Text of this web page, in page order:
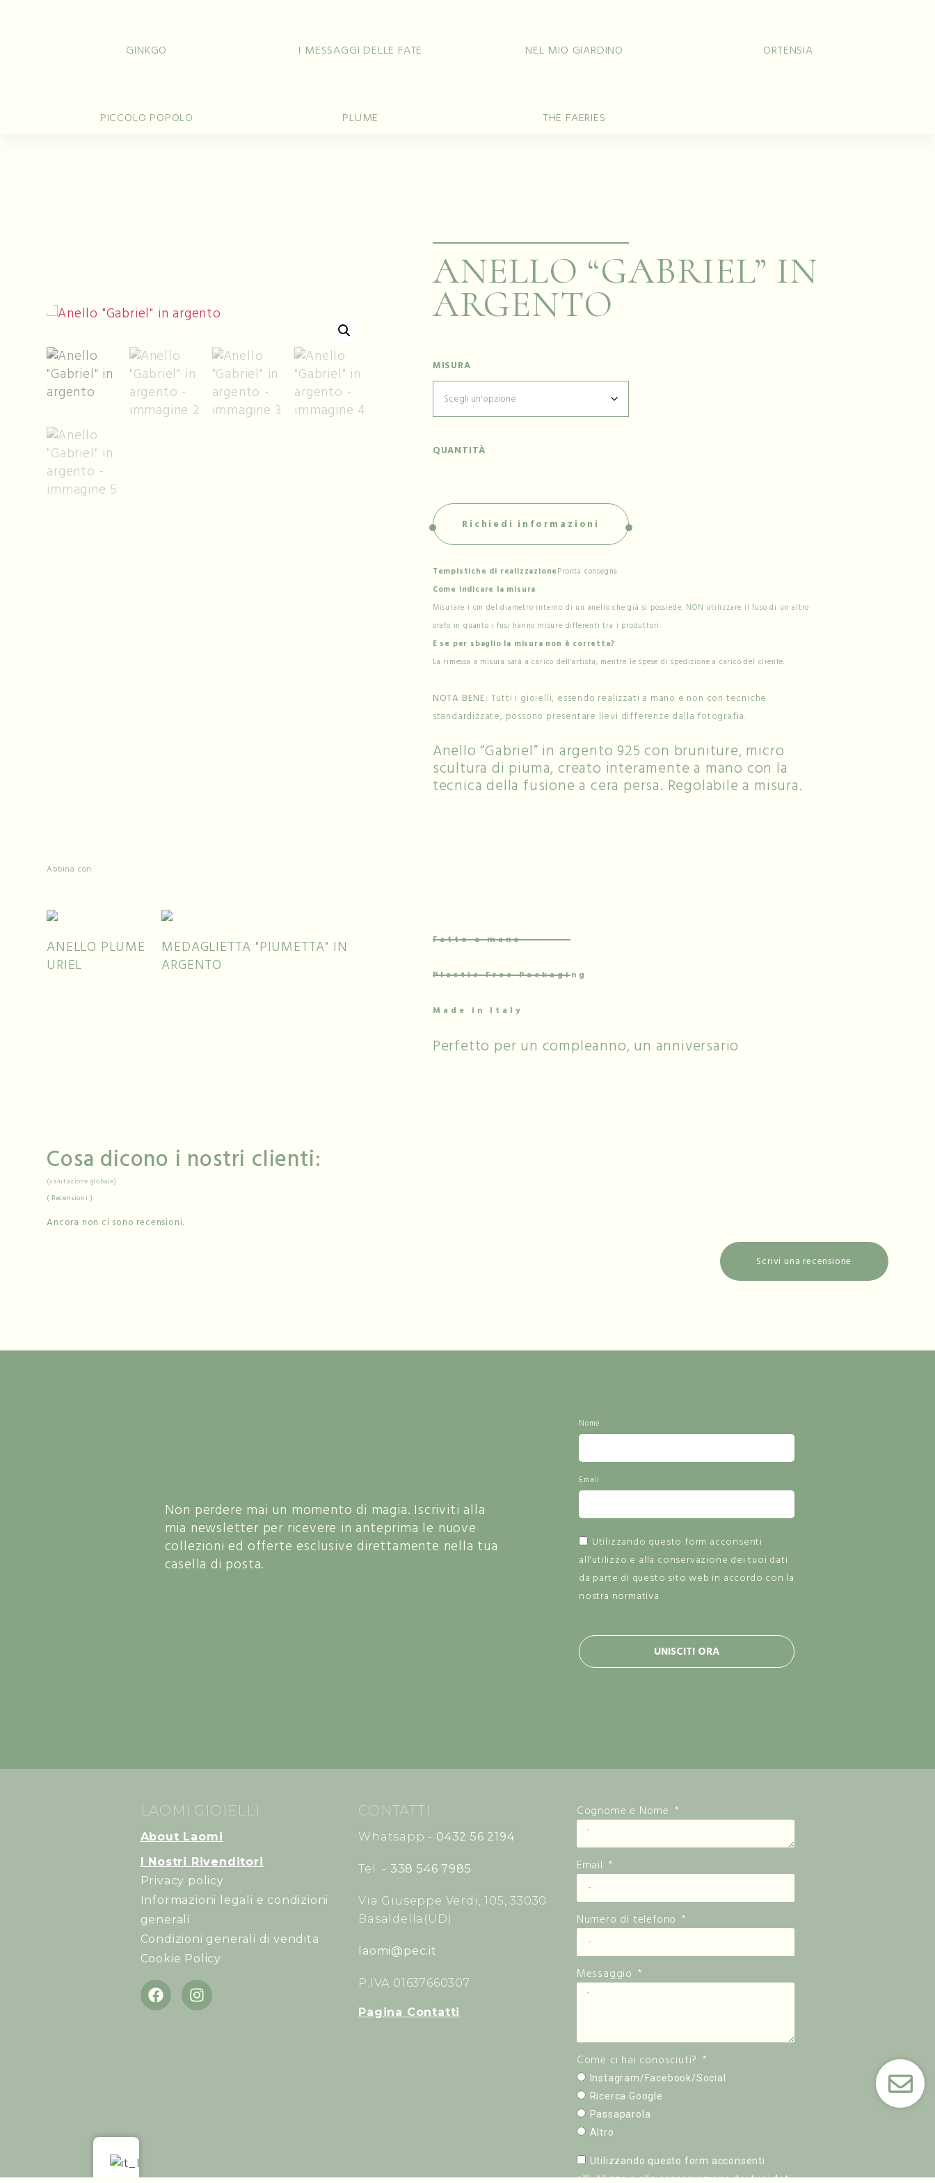
GINKGO I MESSAGGI DELLE FATE NEL MIO GIARDINO ORTENSIA
PICCOLO POPOLO PLUME THE FAERIES
ANELLO “GABRIEL” IN
ARGENTO
MISURA
QUANTITÀ
Richiedi informazioni
Tempistiche di realizzazione Pronta consegna
Come indicare la misura
Misurare i cm del diametro interno di un anello che già si possiede. NON utilizzare il fuso di un altro
orafo in quanto i fusi hanno misure differenti tra i produttori.
E se per sbaglio la misura non è corretta?
La rimessa a misura sarà a carico dell'artista, mentre le spese di spedizione a carico del cliente.
NOTA BENE: Tutti i gioielli, essendo realizzati a mano e non con tecniche
standardizzate, possono presentare lievi differenze dalla fotografia.
Anello “Gabriel” in argento 925 con bruniture, micro
scultura di piuma, creato interamente a mano con la
tecnica della fusione a cera persa. Regolabile a misura.
Abbina con:
ANELLO PLUME
URIEL
MEDAGLIETTA "PIUMETTA" IN
ARGENTO
Fatto a mano
Plastic Free Packaging
Made in Italy
Perfetto per un compleanno, un anniversario
Cosa dicono i nostri clienti:
(valutazione globale)
Recensioni
Ancora non ci sono recensioni.
Scrivi una recensione
Non perdere mai un momento di magia. Iscriviti alla
mia newsletter per ricevere in anteprima le nuove
collezioni ed offerte esclusive direttamente nella tua
casella di posta.
Nome
Email
Utilizzando questo form acconsenti
all'utilizzo e alla conservazione dei tuoi dati
da parte di questo sito web in accordo con la
nostra normativa
UNISCITI ORA
LAOMI GIOIELLI
About Laomi
I Nostri Rivenditori
Privacy policy
Informazioni legali e condizioni
generali
Condizioni generali di vendita
Cookie Policy
CONTATTI
Whatsapp - 0432 56 2194
Tel. - 338 546 7985
Via Giuseppe Verdi, 105, 33030
Basaldella(UD)
laomi@pec.it
P.IVA 01637660307
Pagina Contatti
Cognome e Nome
Email
Numero di telefono
Messaggio
Come ci hai conosciuti?
Instagram/Facebook/Social
Ricerca Google
Passaparola
Altro
Utilizzando questo form acconsenti
all'utilizzo e alla conservazione dei tuoi dati